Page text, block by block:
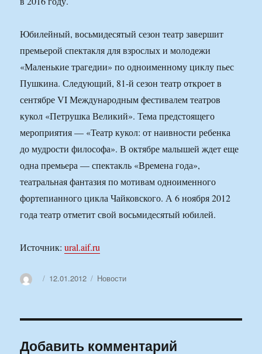
Юбилейный, восьмидесятый сезон театр завершит
премьерой спектакля для взрослых и молодежи
«Маленькие трагедии» по одноименному циклу пьес
Пушкина. Следующий, 81-й сезон театр откроет в
сентябре VI Международным фестивалем театров
кукол «Петрушка Великий». Тема предстоящего
мероприятия — «Театр кукол: от наивности ребенка
до мудрости философа». В октябре малышей ждет еще
одна премьера — спектакль «Времена года»,
театральная фантазия по мотивам одноименного
фортепианного цикла Чайковского. А 6 ноября 2012
года театр отметит свой восьмидесятый юбилей.
Источник:ural.aif.ru
АвторОпубликовано
12.01.2012 Рубрики
Новости
Добавить комментарий